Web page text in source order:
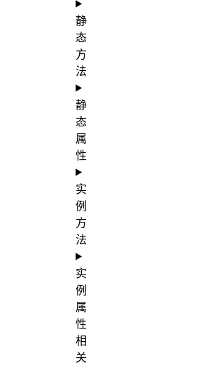
静
态
方
法
静
态
属
性
实
例
方
法
实
例
属
性
相
关